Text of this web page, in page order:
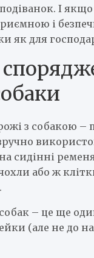
І
і
як для
з собакою –
сидінні
або ж
– це ще
(але не до